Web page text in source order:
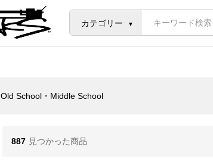
カテゴリー
Old School・Middle School
887 見つかった商品